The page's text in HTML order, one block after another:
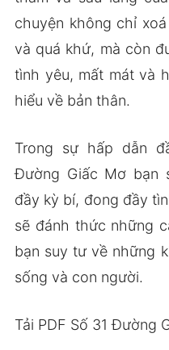
chuyện không chỉ
và quá khứ, mà còn
tình yêu, mất mát và
hiểu về bản thân.
Trong sự hấp dẫn
Đường Giấc Mơ bạn
đầy kỳ bí, đong đầy
sẽ đánh thức những
bạn suy tư về những
sống và con người.
Tải PDF Số 31 Đường